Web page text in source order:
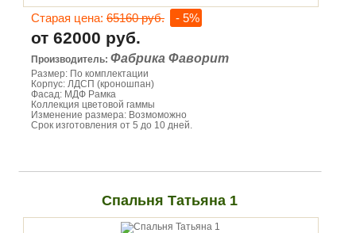
Старая цена: 65160 руб. - 5%
от 62000 руб.
Производитель: Фабрика Фаворит
Размер: По комплектации
Корпус: ЛДСП (кроношпан)
Фасад: МДФ Рамка
Коллекция цветовой гаммы
Изменение размера: Возмоможно
Срок изготовления от 5 до 10 дней.
Спальня Татьяна 1